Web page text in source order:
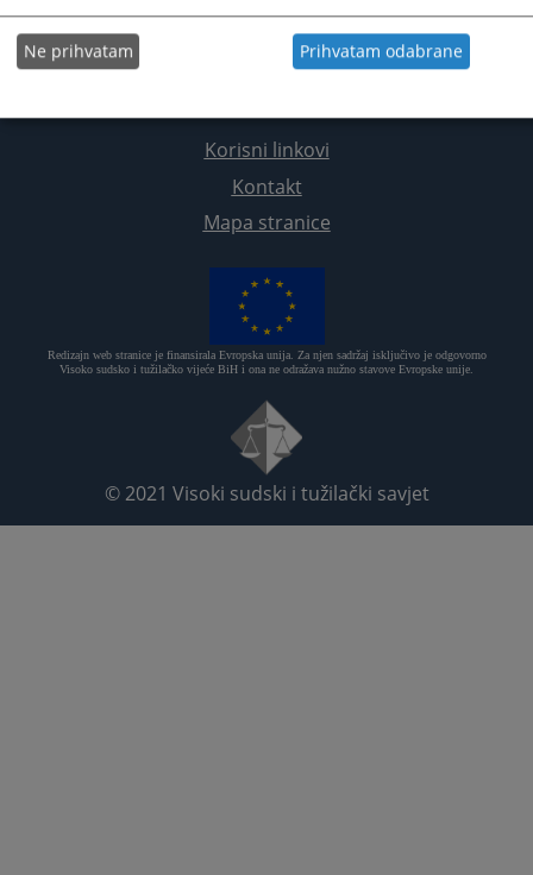
Korisni linkovi
Kontakt
Mapa stranice
Redizajn web stranice je finansirala Evropska unija. Za njen sadržaj isključivo je odgovorno
Visoko sudsko i tužilačko vijeće BiH i ona ne odražava nužno stavove Evropske unije.
© 2021 Visoki sudski i tužilački savjet
Ne prihvatam Prihvatam odabrane